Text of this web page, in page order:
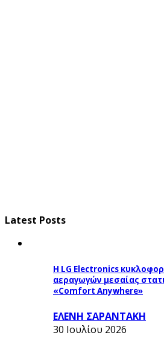
Latest Posts
Η LG Electronics
αεραγωγών μεσαίας
«Comfort Anywhere»
ΕΛΕΝΗ ΣΑΡΑΝΤΑΚΗ
30 Ιουλίου 2026